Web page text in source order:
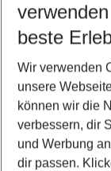
Frübucher
Last
Flug &
beste
Wir verwenden
unsere
können wir die
verbessern, dir
und Werbung
dir passen.